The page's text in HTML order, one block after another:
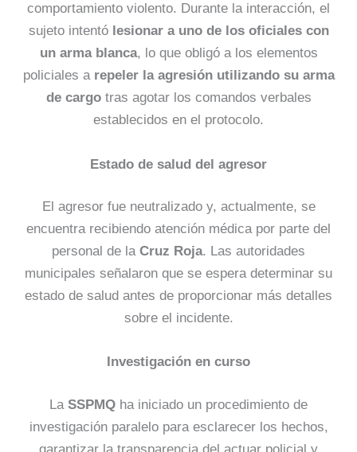
comportamiento violento. Durante la interacción, el
sujeto intentó lesionar a uno de los oficiales con
un arma blanca, lo que obligó a los elementos
policiales a repeler la agresión utilizando su arma
de cargotras agotar los comandos verbales
establecidos en el protocolo.
Estado de salud del agresor
El agresor fue neutralizado y, actualmente, se
encuentra recibiendo atención médica por parte del
personal de la Cruz Roja. Las autoridades
municipales señalaron que se espera determinar su
estado de salud antes de proporcionar más detalles
sobre el incidente.
Investigación en curso
La SSPMQ ha iniciado un procedimiento de
investigación paralelo para esclarecer los hechos,